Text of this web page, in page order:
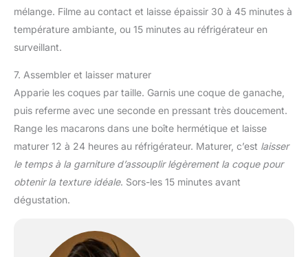
mélange. Filme au contact et laisse épaissir 30 à 45 minutes à
température ambiante, ou 15 minutes au réfrigérateur en
surveillant.
7. Assembler et laisser maturer
Apparie les coques par taille. Garnis une coque de ganache,
puis referme avec une seconde en pressant très doucement.
Range les macarons dans une boîte hermétique et laisse
maturer 12 à 24 heures au réfrigérateur. Maturer, c’est laisser
le temps à la garniture d’assouplir légèrement la coque pour
obtenir la texture idéale. Sors-les 15 minutes avant
dégustation.